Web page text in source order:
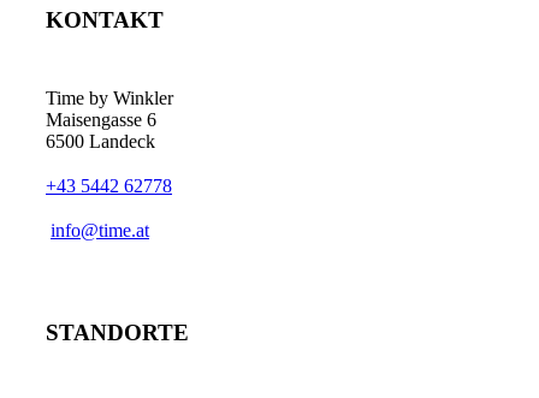
KONTAKT
Time by Winkler
Maisengasse 6
6500 Landeck
+43 5442 62778
­info@time.at
STANDORTE